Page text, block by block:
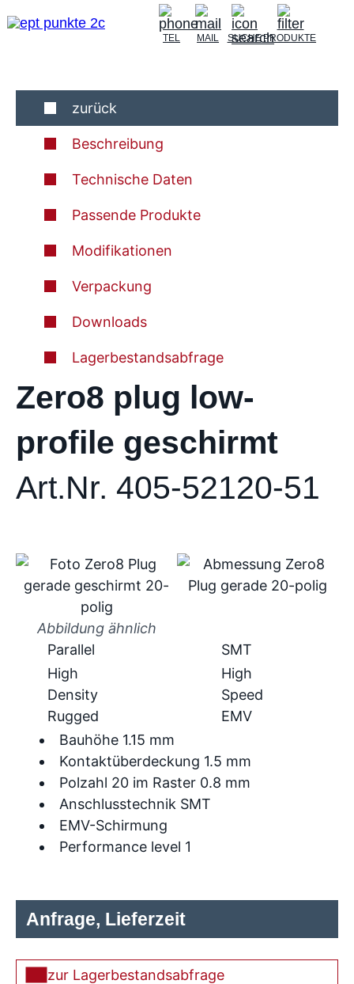
TEL MAIL SUCHEPRODUKTE
zurück
Beschreibung
Technische Daten
Passende Produkte
Modifikationen
Verpackung
Downloads
Lagerbestandsabfrage
Zero8 plug low-
profile geschirmt
Art.Nr. 405-52120-51
Abbildung ähnlich
Bauhöhe 1.15 mm
Kontaktüberdeckung 1.5 mm
Polzahl 20 im Raster 0.8 mm
Anschlusstechnik SMT
EMV-Schirmung
Performance level 1
Parallel
SMT
High
Density
High
Speed
Rugged
EMV
Anfrage, Lieferzeit
zur Lagerbestandsabfrage